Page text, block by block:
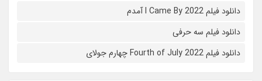
دانلود فیلم I Came By 2022 آمدم
دانلود فیلم سه حرفی
دانلود فیلم Fourth of July 2022 چهارم جولای